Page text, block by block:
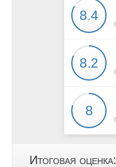
Итоговая оценка: